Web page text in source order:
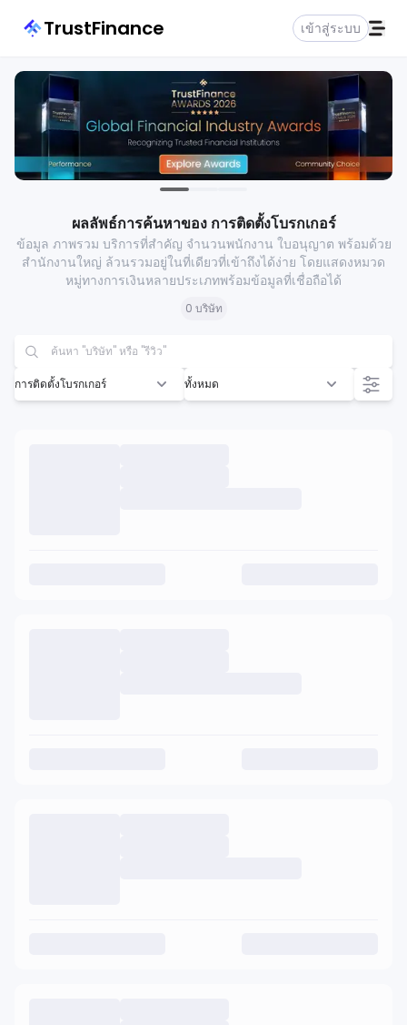
TrustFinance เข้าสู่ระบบ
ผลลัพธ์การค้นหาของ การติดตั้งโบรกเกอร์
ข้อมูล ภาพรวม บริการที่สำคัญ จำนวนพนักงาน ใบอนุญาต พร้อมด้วย
สำนักงานใหญ่ ล้วนรวมอยู่ในที่เดียวที่เข้าถึงได้ง่าย โดยแสดงหมวด
หมู่ทางการเงินหลายประเภทพร้อมข้อมูลที่เชื่อถือได้
0 บริษัท